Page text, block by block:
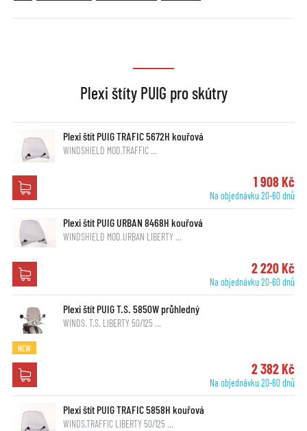
Plexi štíty PUIG pro skútry
Plexi štít PUIG TRAFIC 5672H kouřová
WINDSHIELD MOD.TRAFFIC …
1 908 Kč
Na objednávku 20-60 dnů
Plexi štít PUIG URBAN 8468H kouřová
WINDSHIELD MOD.URBAN LIBERTY …
2 220 Kč
Na objednávku 20-60 dnů
Plexi štít PUIG T.S. 5850W průhledný
WINDS. T.S. LIBERTY 50/125 …
NEW
2 382 Kč
Na objednávku 20-60 dnů
Plexi štít PUIG TRAFIC 5858H kouřová
WINDS.TRAFFIC LIBERTY 50/125 …